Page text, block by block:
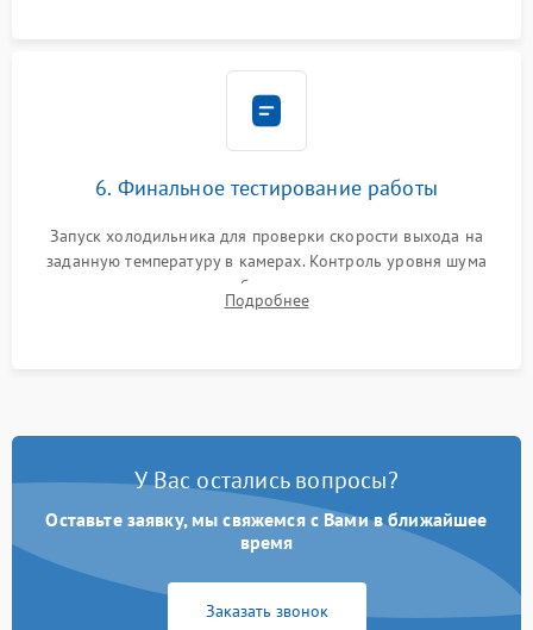
6. Финальное тестирование работы
Запуск холодильника для проверки скорости выхода на
заданную температуру в камерах. Контроль уровня шума
компрессора, отсутствия обмерзания стенок и корректного
срабатывания системы автоматической оттайки.
Подробнее
У Вас остались вопросы?
Оставьте заявку, мы свяжемся с Вами в ближайшее
время
Заказать звонок